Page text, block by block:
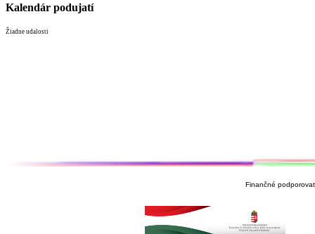
Kalendár podujatí
Žiadne udalosti
Finančné